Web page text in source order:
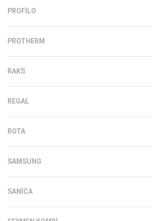
PROFILO
PROTHERM
RAKS
REGAL
ROTA
SAMSUNG
SANICA